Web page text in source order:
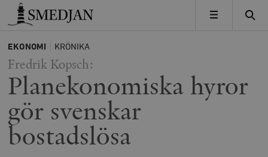
Timbro
MENY
EKONOMI KRÖNIKA
Fredrik Kopsch:
Planekonomiska hyror
gör svenskar
bostadslösa